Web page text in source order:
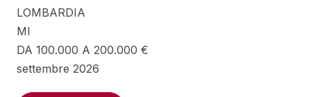
LOMBARDIA
MI
DA 100.000 A 200.000 €
settembre 2026